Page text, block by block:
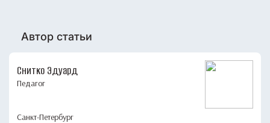
Автор статьи
Снитко Эдуард
Педагог
Санкт-Петербург